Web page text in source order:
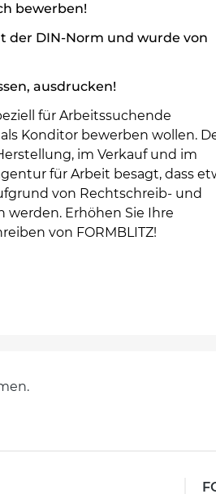
bewerben!
der DIN-Norm und wurde von
ausdrucken!
für Arbeitssuchende
Konditor bewerben wollen.
im Verkauf und im
für Arbeit besagt, dass
von Rechtschreib- und
werden. Erhöhen Sie Ihre
von FORMBLITZ!